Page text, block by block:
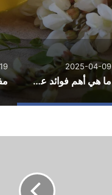
2025-04-09
ما هي أهم فوائد عسل الطلح لصحتك وجسمك؟